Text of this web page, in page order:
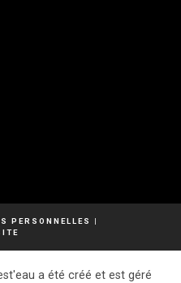
PERSONNELLES
|
a été créé et est géré